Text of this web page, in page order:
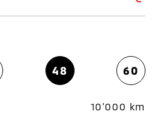
48 60
10'000 km